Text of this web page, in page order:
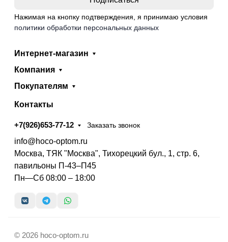
Нажимая на кнопку подтверждения, я принимаю условия
политики обработки персональных данных
Интернет-магазин
Компания
Покупателям
Контакты
+7(926)653-77-12 Заказать звонок
info@hoco-optom.ru
Москва, ТЯК "Москва", Тихорецкий бул., 1, стр. 6,
павильоны П-43–П45
Пн—Сб 08:00 – 18:00
© 2026 hoco-optom.ru